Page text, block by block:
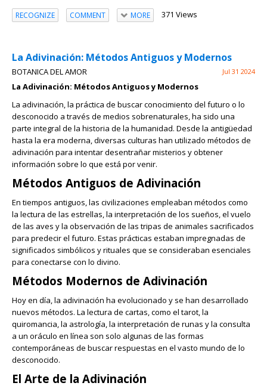
RECOGNIZE COMMENT MORE 371 Views
La Adivinación: Métodos Antiguos y Modernos
BOTANICA DEL AMOR Jul 31 2024
La Adivinación: Métodos Antiguos y Modernos
La adivinación, la práctica de buscar conocimiento del futuro o lo
desconocido a través de medios sobrenaturales, ha sido una
parte integral de la historia de la humanidad. Desde la antigüedad
hasta la era moderna, diversas culturas han utilizado métodos de
adivinación para intentar desentrañar misterios y obtener
información sobre lo que está por venir.
Métodos Antiguos de Adivinación
En tiempos antiguos, las civilizaciones empleaban métodos como
la lectura de las estrellas, la interpretación de los sueños, el vuelo
de las aves y la observación de las tripas de animales sacrificados
para predecir el futuro. Estas prácticas estaban impregnadas de
significados simbólicos y rituales que se consideraban esenciales
para conectarse con lo divino.
Métodos Modernos de Adivinación
Hoy en día, la adivinación ha evolucionado y se han desarrollado
nuevos métodos. La lectura de cartas, como el tarot, la
quiromancia, la astrología, la interpretación de runas y la consulta
a un oráculo en línea son solo algunas de las formas
contemporáneas de buscar respuestas en el vasto mundo de lo
desconocido.
El Arte de la Adivinación